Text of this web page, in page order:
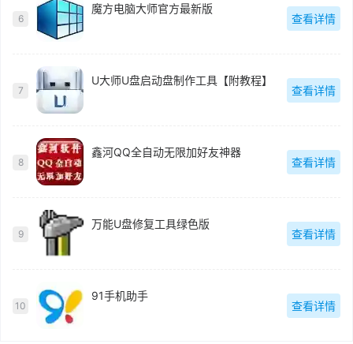
6
魔方电脑大师官方最新版
查看详情
7
U大师U盘启动盘制作工具【附教程】
查看详情
8
鑫河QQ全自动无限加好友神器
查看详情
9
万能U盘修复工具绿色版
查看详情
10
91手机助手
查看详情